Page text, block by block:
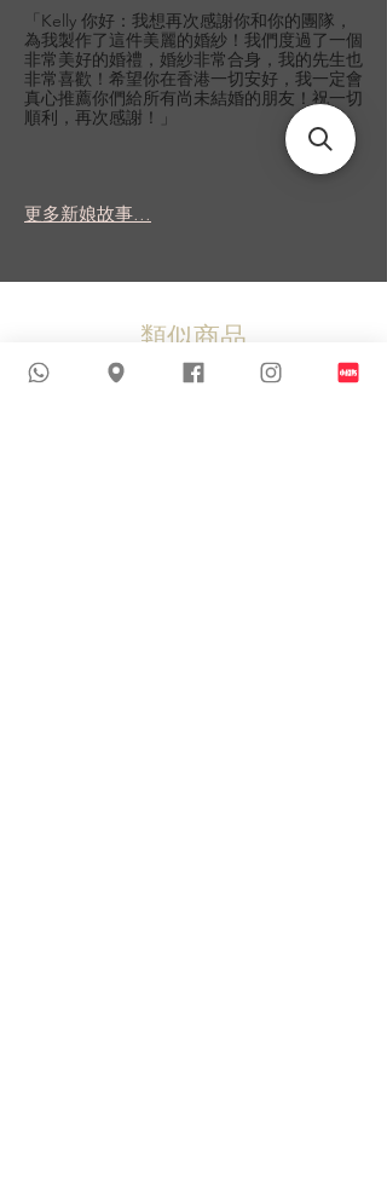
「Kelly 你好：我想再次感謝你和你的團隊，
為我製作了這件美麗的婚紗！我們度過了一個
非常美好的婚禮，婚紗非常合身，我的先生也
非常喜歡！希望你在香港一切安好，我一定會
真心推薦你們給所有尚未結婚的朋友！祝一切
順利，再次感謝！」
更多新娘故事...
類似商品